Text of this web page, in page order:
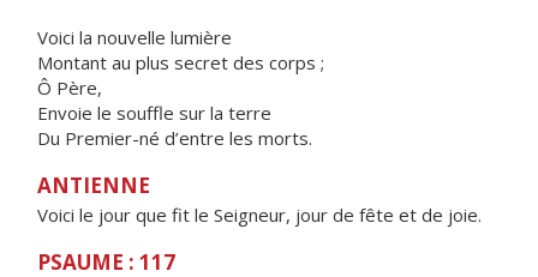
Voici la nouvelle lumière
Montant au plus secret des corps ;
Ô Père,
Envoie le souffle sur la terre
Du Premier-né d’entre les morts.
ANTIENNE
Voici le jour que fit le Seigneur, jour de fête et de joie.
PSAUME : 117